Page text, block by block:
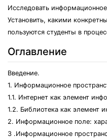
Исследовать
Установить, какими
пользуются студенты в
Оглавление
Введение.
1. Информационное
1.1. Интернет как элемент
1.2. Библиотека как элемент
2. Информационное поле:
3 .Информационное